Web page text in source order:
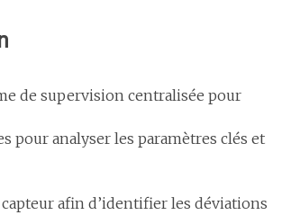
de supervision centralisée pour
pour analyser les paramètres clés et
afin d’identifier les déviations